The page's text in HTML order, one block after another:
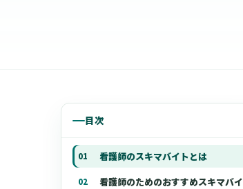
目次
看護師のスキマバイトとは
看護師のためのおすすめスキマバイ